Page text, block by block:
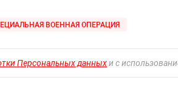
ВОЕННАЯ ОПЕРАЦИЯ
Персональных данныхи с